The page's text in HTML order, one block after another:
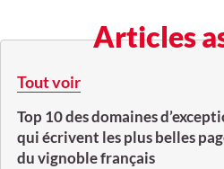
Articles
Tout voir
Top 10 des domaines
qui écrivent les plus belles
du vignoble français